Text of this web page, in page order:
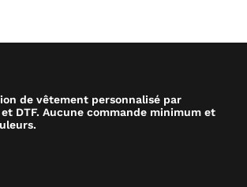
de vêtement personnalisé par
DTF. Aucune commande minimum et